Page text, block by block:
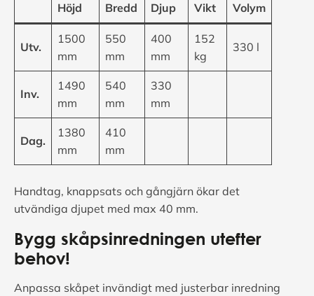
Höjd Bredd Djup Vikt Volym
Utv.
1500
mm
550
mm
400
mm
152
kg
330 l
Inv.
1490
mm
540
mm
330
mm
Dag.
1380
mm
410
mm
Handtag, knappsats och gångjärn ökar det
utvändiga djupet med max 40 mm.
Bygg skåpsinredningen utefter
behov!
Anpassa skåpet invändigt med justerbar inredning